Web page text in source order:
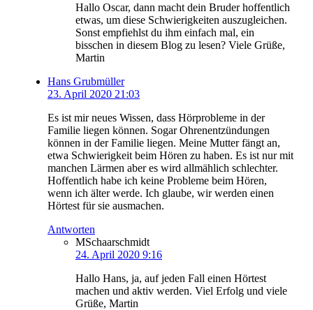
Hallo Oscar, dann macht dein Bruder hoffentlich
etwas, um diese Schwierigkeiten auszugleichen.
Sonst empfiehlst du ihm einfach mal, ein
bisschen in diesem Blog zu lesen? Viele Grüße,
Martin
Hans Grubmüller
23. April 2020 21:03
Es ist mir neues Wissen, dass Hörprobleme in der
Familie liegen können. Sogar Ohrenentzündungen
können in der Familie liegen. Meine Mutter fängt an,
etwa Schwierigkeit beim Hören zu haben. Es ist nur mit
manchen Lärmen aber es wird allmählich schlechter.
Hoffentlich habe ich keine Probleme beim Hören,
wenn ich älter werde. Ich glaube, wir werden einen
Hörtest für sie ausmachen.
Antworten
MSchaarschmidt
24. April 2020 9:16
Hallo Hans, ja, auf jeden Fall einen Hörtest
machen und aktiv werden. Viel Erfolg und viele
Grüße, Martin